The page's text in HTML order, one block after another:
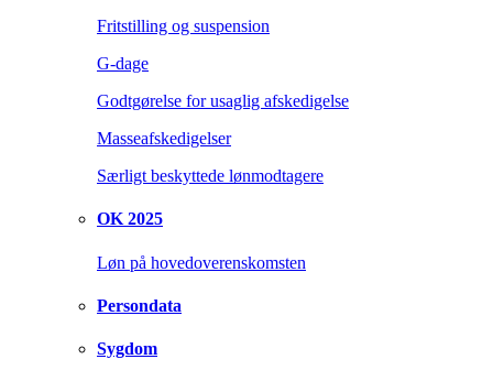
Fritstilling og suspension
G-dage
Godtgørelse for usaglig afskedigelse
Masseafskedigelser
Særligt beskyttede lønmodtagere
OK 2025
Løn på hovedoverenskomsten
Persondata
Sygdom